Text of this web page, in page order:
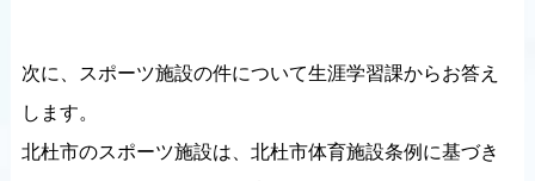
次に、スポーツ施設の件について生涯学習課からお答え
します。
北杜市のスポーツ施設は、北杜市体育施設条例に基づき